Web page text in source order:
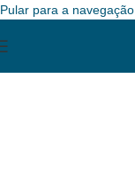
Pular para a navegação